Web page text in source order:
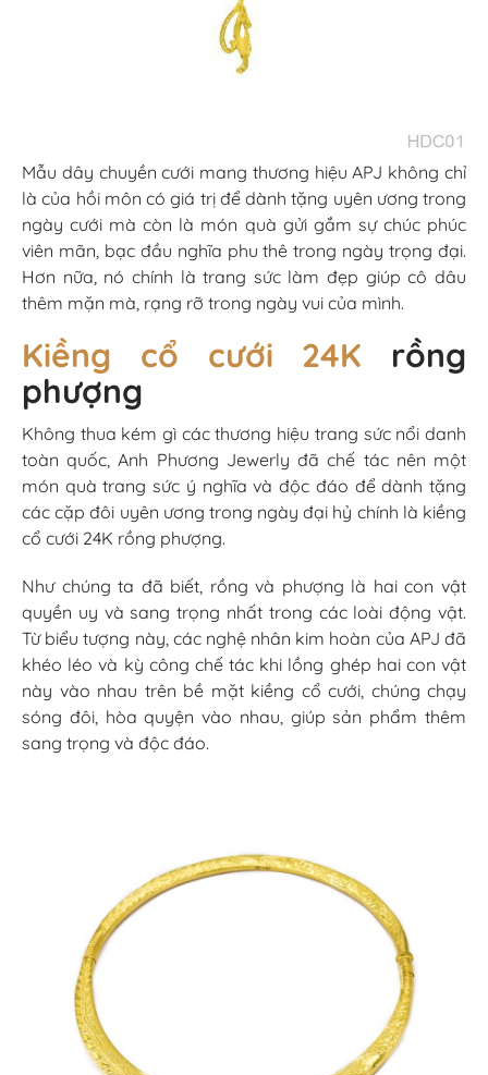
Mẫu dây chuyền cưới mang thương hiệu APJ không chỉ
là của hồi môn có giá trị để dành tặng uyên ương trong
ngày cưới mà còn là món quà gửi gắm sự chúc phúc
viên mãn, bạc đầu nghĩa phu thê trong ngày trọng đại.
Hơn nữa, nó chính là trang sức làm đẹp giúp cô dâu
thêm mặn mà, rạng rỡ trong ngày vui của mình.
Kiềng cổ cưới 24K rồng
phượng
Không thua kém gì các thương hiệu trang sức nổi danh
toàn quốc, Anh Phương Jewerly đã chế tác nên một
món quà trang sức ý nghĩa và độc đáo để dành tặng
các cặp đôi uyên ương trong ngày đại hỷ chính là kiềng
cổ cưới 24K rồng phượng.
Như chúng ta đã biết, rồng và phượng là hai con vật
quyền uy và sang trọng nhất trong các loài động vật.
Từ biểu tượng này, các nghệ nhân kim hoàn của APJ đã
khéo léo và kỳ công chế tác khi lồng ghép hai con vật
này vào nhau trên bề mặt kiềng cổ cưới, chúng chạy
sóng đôi, hòa quyện vào nhau, giúp sản phẩm thêm
sang trọng và độc đáo.